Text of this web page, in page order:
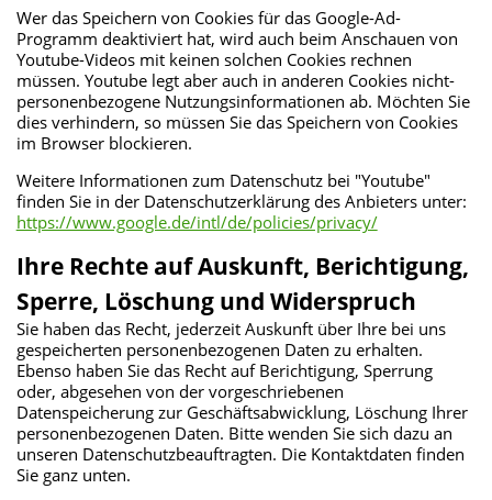
Wer das Speichern von Cookies für das Google-Ad-
Programm deaktiviert hat, wird auch beim Anschauen von
Youtube-Videos mit keinen solchen Cookies rechnen
müssen. Youtube legt aber auch in anderen Cookies nicht-
personenbezogene Nutzungsinformationen ab. Möchten Sie
dies verhindern, so müssen Sie das Speichern von Cookies
im Browser blockieren.
Weitere Informationen zum Datenschutz bei "Youtube"
finden Sie in der Datenschutzerklärung des Anbieters unter:
https://www.google.de/intl/de/policies/privacy/
Ihre Rechte auf Auskunft, Berichtigung,
Sperre, Löschung und Widerspruch
Sie haben das Recht, jederzeit Auskunft über Ihre bei uns
gespeicherten personenbezogenen Daten zu erhalten.
Ebenso haben Sie das Recht auf Berichtigung, Sperrung
oder, abgesehen von der vorgeschriebenen
Datenspeicherung zur Geschäftsabwicklung, Löschung Ihrer
personenbezogenen Daten. Bitte wenden Sie sich dazu an
unseren Datenschutzbeauftragten. Die Kontaktdaten finden
Sie ganz unten.